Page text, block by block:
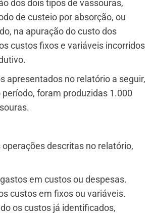
dos dois tipos de vassouras,
de custeio por absorção, ou
na apuração do custo dos
custos fixos e variáveis incorridos
apresentados no relatório a seguir,
período, foram produzidas 1.000
descritas no relatório,
em custos ou despesas.
custos em fixos ou variáveis.
os custos já identificados,